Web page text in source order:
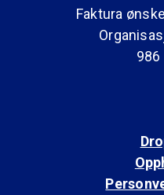
Faktura
986